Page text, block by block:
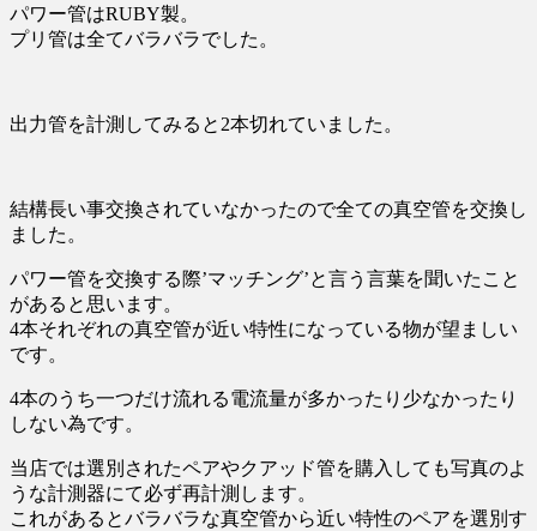
パワー管はRUBY製。
プリ管は全てバラバラでした。
出力管を計測してみると2本切れていました。
結構長い事交換されていなかったので全ての真空管を交換し
ました。
パワー管を交換する際’マッチング’と言う言葉を聞いたこと
があると思います。
4本それぞれの真空管が近い特性になっている物が望ましい
です。
4本のうち一つだけ流れる電流量が多かったり少なかったり
しない為です。
当店では選別されたペアやクアッド管を購入しても写真のよ
うな計測器にて必ず再計測します。
これがあるとバラバラな真空管から近い特性のペアを選別す